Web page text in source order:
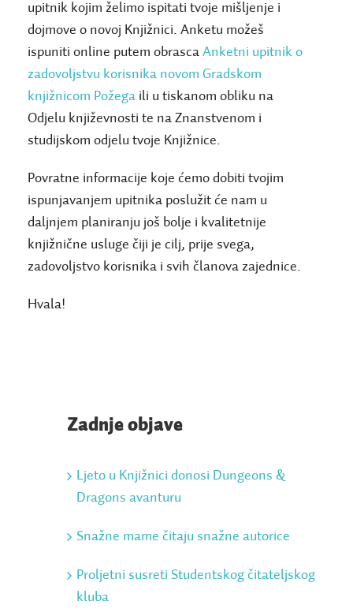
upitnik kojim želimo ispitati tvoje mišljenje i
dojmove o novoj Knjižnici. Anketu možeš
ispuniti online putem obrascaAnketni upitnik o
zadovoljstvu korisnika novom Gradskom
knjižnicom Požega ili u tiskanom obliku na
Odjelu književnosti te na Znanstvenom i
studijskom odjelu tvoje Knjižnice.
Povratne informacije koje ćemo dobiti tvojim
ispunjavanjem upitnika poslužit će nam u
daljnjem planiranju još bolje i kvalitetnije
knjižnične usluge čiji je cilj, prije svega,
zadovoljstvo korisnika i svih članova zajednice.
Hvala!
Zadnje objave
Ljeto u Knjižnici donosi Dungeons &
Dragons avanturu
Snažne mame čitaju snažne autorice
Proljetni susreti Studentskog čitateljskog
kluba